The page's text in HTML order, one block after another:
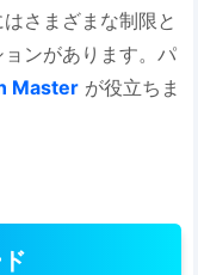
さまざまな制限と
ンがあります。パ
Master が役立ちま